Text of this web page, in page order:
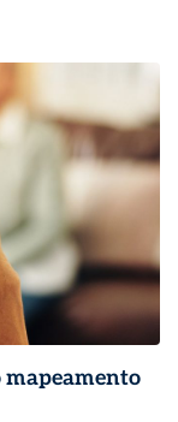
mapeamento